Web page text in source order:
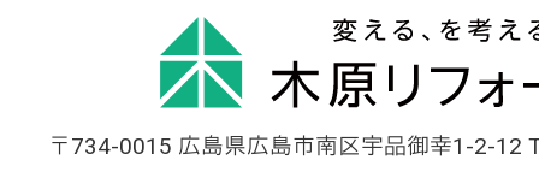
〒734-0015 広島県広島市南区宇品御幸1-2-12